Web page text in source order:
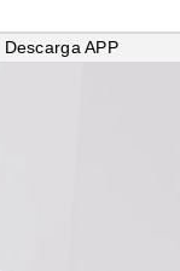
Descarga APP